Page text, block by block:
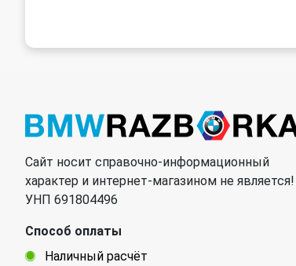
Сайт носит справочно-информационный
характер и интернет-магазином не является!
УНП 691804496
Способ оплаты
Наличный расчёт